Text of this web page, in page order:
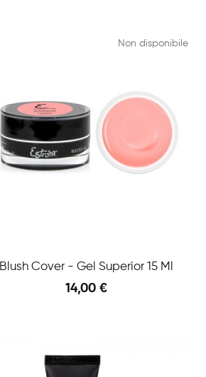
Non disponibile
Blush Cover - Gel Superior 15 Ml
14,00 €